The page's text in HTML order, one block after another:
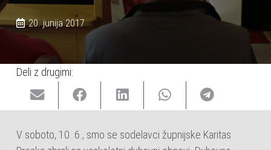
20. junija 2017
Deli z drugimi:
V soboto, 10. 6., smo se sodelavci župnijske Karitas